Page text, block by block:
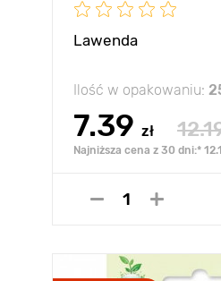
Lawenda
Ilość w opakowaniu:
7.39 zł
Najniższa cena z 30 dni:*